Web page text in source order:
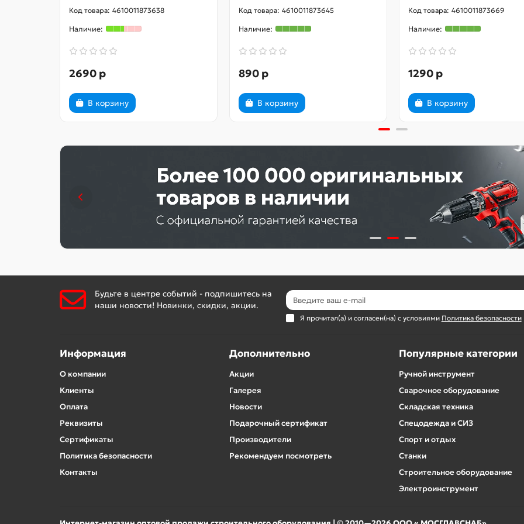
Магнит
есть
Особенности
линейка
Габариты
1000 x 70 x 30 мм
4610011873638
2690 р
В корзину
4610011873645
890 р
В корзину
4610011873669
1290 р
В корзину
Будьте в центре событий - подпишитесь на
наши новости! Новинки, скидки, акции.
Я прочитал(а) и согласен(на) с условиями Политика безопасности
Информация
О компании
Клиенты
Оплата
Реквизиты
Сертификаты
Политика безопасности
Контакты
Дополнительно
Акции
Галерея
Новости
Подарочный сертификат
Производители
Рекомендуем посмотреть
Популярные категории
Ручной инструмент
Сварочное оборудование
Складская техника
Спецодежда и СИЗ
Спорт и отдых
Станки
Строительное оборудование
Электроинструмент